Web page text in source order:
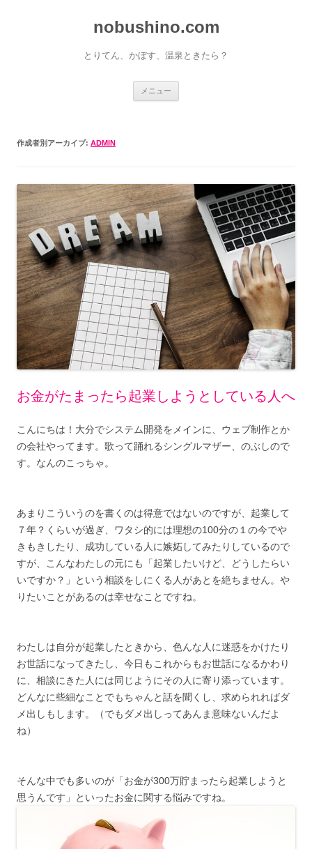
nobushino.com
とりてん、かぼす、温泉ときたら？
メニュー
作成者別アーカイブ: ADMIN
お金がたまったら起業しようとしている人へ
こんにちは！大分でシステム開発をメインに、ウェブ制作とか
の会社やってます。歌って踊れるシングルマザー、のぶしので
す。なんのこっちゃ。
あまりこういうのを書くのは得意ではないのですが、起業して
７年？くらいが過ぎ、ワタシ的には理想の100分の１の今でや
きもきしたり、成功している人に嫉妬してみたりしているので
すが、こんなわたしの元にも「起業したいけど、どうしたらい
いですか？」という相談をしにくる人があとを絶ちません。や
りたいことがあるのは幸せなことですね。
わたしは自分が起業したときから、色んな人に迷惑をかけたり
お世話になってきたし、今日もこれからもお世話になるかわり
に、相談にきた人には同じようにその人に寄り添っています。
どんなに些細なことでもちゃんと話を聞くし、求められればダ
メ出しもします。（でもダメ出しってあんま意味ないんだよ
ね）
そんな中でも多いのが「お金が300万貯まったら起業しようと
思うんです」といったお金に関する悩みですね。